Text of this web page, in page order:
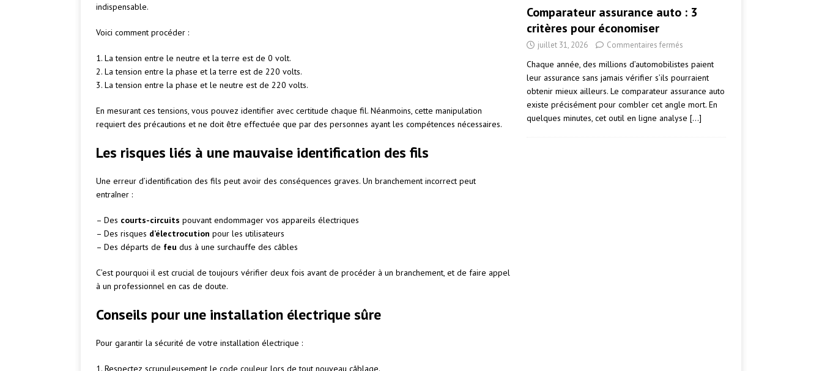
indispensable.
Voici comment procéder :
1. La tension entre le neutre et la terre est de 0 volt.
2. La tension entre la phase et la terre est de 220 volts.
3. La tension entre la phase et le neutre est de 220 volts.
En mesurant ces tensions, vous pouvez identifier avec certitude chaque fil. Néanmoins, cette manipulation
requiert des précautions et ne doit être effectuée que par des personnes ayant les compétences nécessaires.
Les risques liés à une mauvaise identification des fils
Une erreur d’identification des fils peut avoir des conséquences graves. Un branchement incorrect peut
entraîner :
– Des courts-circuits pouvant endommager vos appareils électriques
– Des risques d’électrocution pour les utilisateurs
– Des départs de feu dus à une surchauffe des câbles
C’est pourquoi il est crucial de toujours vérifier deux fois avant de procéder à un branchement, et de faire appel
à un professionnel en cas de doute.
Conseils pour une installation électrique sûre
Pour garantir la sécurité de votre installation électrique :
1. Respectez scrupuleusement le code couleur lors de tout nouveau câblage.
Comparateur assurance auto : 3
critères pour économiser
juillet 31, 2026 Commentaires fermés
Chaque année, des millions d’automobilistes paient
leur assurance sans jamais vérifier s’ils pourraient
obtenir mieux ailleurs. Le comparateur assurance auto
existe précisément pour combler cet angle mort. En
quelques minutes, cet outil en ligne analyse […]